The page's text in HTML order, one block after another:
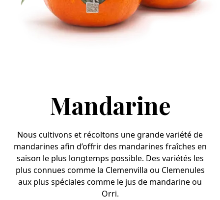
Mandarine
Nous cultivons et récoltons une grande variété de
mandarines afin d’offrir des mandarines fraîches en
saison le plus longtemps possible. Des variétés les
plus connues comme la Clemenvilla ou Clemenules
aux plus spéciales comme le jus de mandarine ou
Orri.